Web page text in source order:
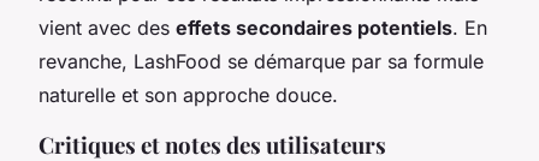
vient avec des effets secondaires potentiels. En
revanche, LashFood se démarque par sa formule
naturelle et son approche douce.
Critiques et notes des utilisateurs